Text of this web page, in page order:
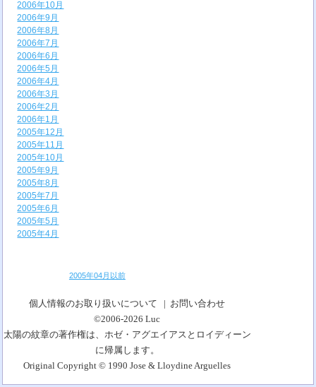
2006年10月
2006年9月
2006年8月
2006年7月
2006年6月
2006年5月
2006年4月
2006年3月
2006年2月
2006年1月
2005年12月
2005年11月
2005年10月
2005年9月
2005年8月
2005年7月
2005年6月
2005年5月
2005年4月
2005年04月以前
個人情報のお取り扱いについて
お問い合わせ
©2006-2026Luc
太陽の紋章の著作権は、ホゼ・アグエイアスとロイディーン
に帰属します。
Original Copyright © 1990 Jose & Lloydine Arguelles